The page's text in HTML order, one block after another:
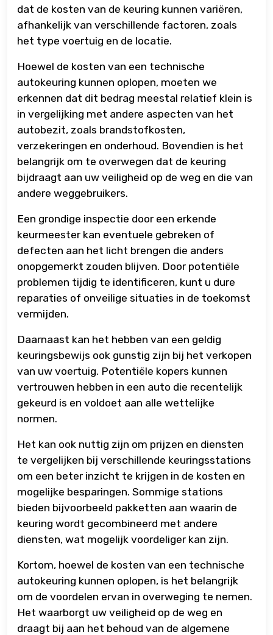
dat de kosten van de keuring kunnen variëren,
afhankelijk van verschillende factoren, zoals
het type voertuig en de locatie.
Hoewel de kosten van een technische
autokeuring kunnen oplopen, moeten we
erkennen dat dit bedrag meestal relatief klein is
in vergelijking met andere aspecten van het
autobezit, zoals brandstofkosten,
verzekeringen en onderhoud. Bovendien is het
belangrijk om te overwegen dat de keuring
bijdraagt aan uw veiligheid op de weg en die van
andere weggebruikers.
Een grondige inspectie door een erkende
keurmeester kan eventuele gebreken of
defecten aan het licht brengen die anders
onopgemerkt zouden blijven. Door potentiële
problemen tijdig te identificeren, kunt u dure
reparaties of onveilige situaties in de toekomst
vermijden.
Daarnaast kan het hebben van een geldig
keuringsbewijs ook gunstig zijn bij het verkopen
van uw voertuig. Potentiële kopers kunnen
vertrouwen hebben in een auto die recentelijk
gekeurd is en voldoet aan alle wettelijke
normen.
Het kan ook nuttig zijn om prijzen en diensten
te vergelijken bij verschillende keuringsstations
om een beter inzicht te krijgen in de kosten en
mogelijke besparingen. Sommige stations
bieden bijvoorbeeld pakketten aan waarin de
keuring wordt gecombineerd met andere
diensten, wat mogelijk voordeliger kan zijn.
Kortom, hoewel de kosten van een technische
autokeuring kunnen oplopen, is het belangrijk
om de voordelen ervan in overweging te nemen.
Het waarborgt uw veiligheid op de weg en
draagt bij aan het behoud van de algemene